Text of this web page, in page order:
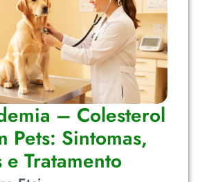
– Colesterol
Pets: Sintomas,
e Tratamento